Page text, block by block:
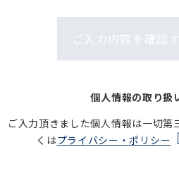
ご入力内容を確認
個人情報の取り扱
ご入力頂きました個人情報は一切第
くはプライバシー・ポリシー